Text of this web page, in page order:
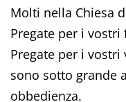
Molti nella Chiesa
Pregate per i
Pregate per i
sono sotto grande
obbedienza.